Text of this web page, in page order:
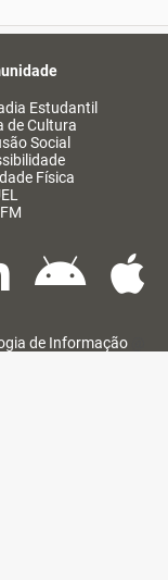
Estudantil
de Cultura
Social
Física
de Informação